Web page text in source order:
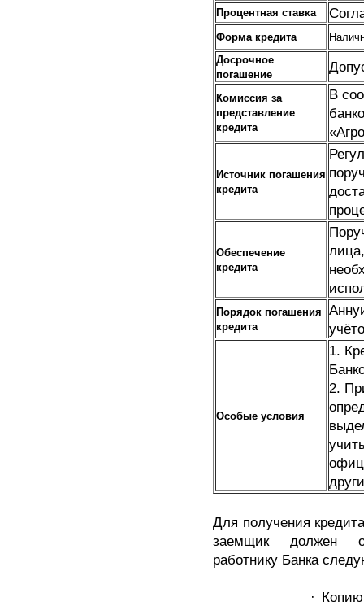
Процентная ставка
Форма кредита
Досрочное
погашение
Комиссия за
представление
кредита
В
Источник погашения
кредита
Обеспечение
кредита
Порядок погашения
кредита
Особые условия
1.
2.
Для получения
заемщик должен
работнику Банка
· Копию